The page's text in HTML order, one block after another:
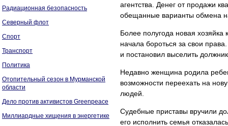
Радиационная безопасность
Северный флот
Спорт
Транспорт
Политика
Отопительный сезон в Мурманской
области
Дело против активистов Greenpeace
Миллиардные хищения в энергетике
агентства. Денег от продажи
обещанные варианты обмена
Более полугода новая
начала бороться за свои
и постановил выселить
Недавно женщина родила
возможности переехать на
людей.
Судебные приставы вручили
его исполнить семья